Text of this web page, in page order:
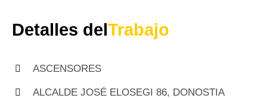
Detalles del Trabajo
ASCENSORES
ALCALDE JOSÉ ELOSEGI 86, DONOSTIA